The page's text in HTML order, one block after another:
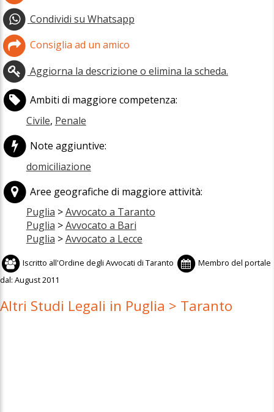
Condividi su Whatsapp
Consiglia ad un amico
Aggiorna la descrizione o elimina la scheda.
Ambiti di maggiore competenza:
Civile, Penale
Note aggiuntive:
domiciliazione
Aree geografiche di maggiore attività:
Puglia >Avvocato a Taranto
Puglia >Avvocato a Bari
Puglia >Avvocato a Lecce
Iscritto all'Ordine degli Avvocati di Taranto
Membro del portale
dal: August 2011
Altri Studi Legali in Puglia > Taranto